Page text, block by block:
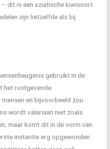
dit is een aziatische kiwisoort.
zijn hetzelfde als bij
gebruikt in de
het rustgevende
en bijvoorbeeld zou
wordt valeriaan niet zoals
maar komt dit in de vorm van
instantie erg opgewonden